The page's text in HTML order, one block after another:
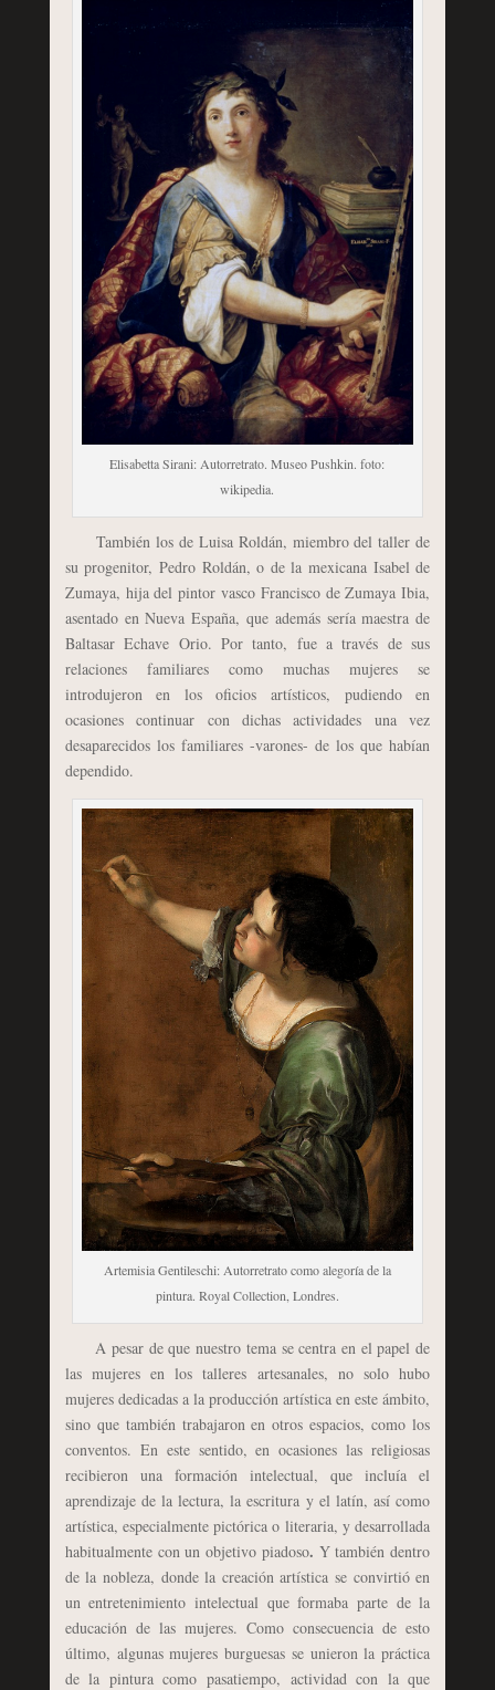
Elisabetta Sirani: Autorretrato. Museo Pushkin. foto:
wikipedia.
También los de Luisa Roldán, miembro del taller de
su progenitor, Pedro Roldán, o de la mexicana Isabel de
Zumaya, hija del pintor vasco Francisco de Zumaya Ibia,
asentado en Nueva España, que además sería maestra de
Baltasar Echave Orio. Por tanto, fue a través de sus
relaciones familiares como muchas mujeres se
introdujeron en los oficios artísticos, pudiendo en
ocasiones continuar con dichas actividades una vez
desaparecidos los familiares -varones- de los que habían
dependido.
Artemisia Gentileschi: Autorretrato como alegoría de la
pintura. Royal Collection, Londres.
A pesar de que nuestro tema se centra en el papel de
las mujeres en los talleres artesanales, no solo hubo
mujeres dedicadas a la producción artística en este ámbito,
sino que también trabajaron en otros espacios, como los
conventos. En este sentido, en ocasiones las religiosas
recibieron una formación intelectual, que incluía el
aprendizaje de la lectura, la escritura y el latín, así como
artística, especialmente pictórica o literaria, y desarrollada
habitualmente con un objetivo piadoso. Y también dentro
de la nobleza, donde la creación artística se convirtió en
un entretenimiento intelectual que formaba parte de la
educación de las mujeres. Como consecuencia de esto
último, algunas mujeres burguesas se unieron la práctica
de la pintura como pasatiempo, actividad con la que